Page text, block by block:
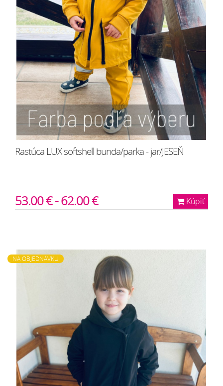
Rastúca LUX softshell bunda/parka - jar/JESEŇ
Kúpiť
53.00 € - 62.00 €
NA OBJEDNÁVKU